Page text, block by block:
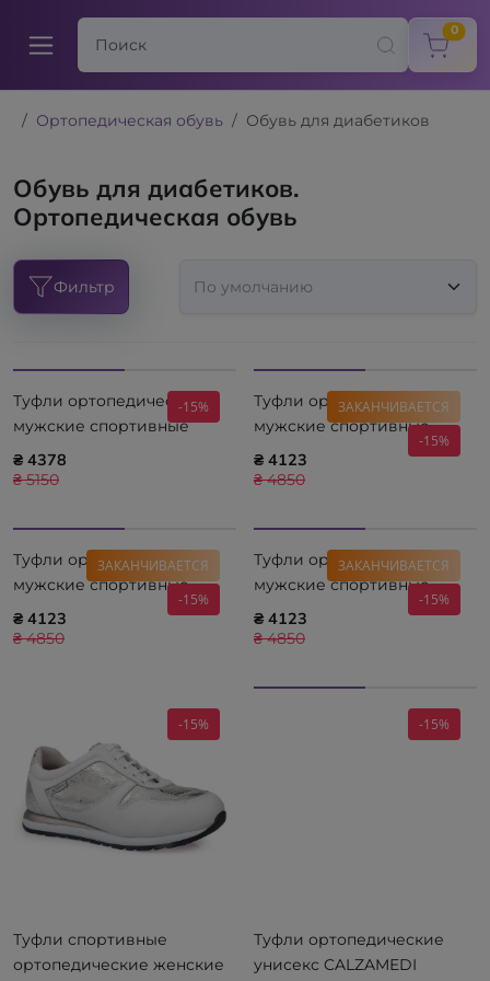
0
Ортопедическая обувь Обувь для диабетиков
Обувь для диабетиков.
Ортопедическая обувь
Фильтр
-15%
Туфли ортопедические
мужские спортивные
CALZAMEDI Diabetic 2131
₴ 4378
₴ 5150
ЗАКАНЧИВАЕТСЯ
-15%
Туфли ортопедические
мужские спортивные
CALZAMEDI Diabetic 2147-C
₴ 4123
₴ 4850
ЗАКАНЧИВАЕТСЯ
-15%
Туфли ортопедические
мужские спортивные
CALZAMEDI Diabetic 2153
₴ 4123
₴ 4850
ЗАКАНЧИВАЕТСЯ
-15%
Туфли ортопедические
мужские спортивные
CALZAMEDI Diabetic 2157-A
₴ 4123
₴ 4850
-15%
Туфли спортивные
ортопедические женские
-15%
Туфли ортопедические
унисекс CALZAMEDI